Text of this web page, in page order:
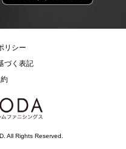
リシー
づく表記
All Rights Reserved.